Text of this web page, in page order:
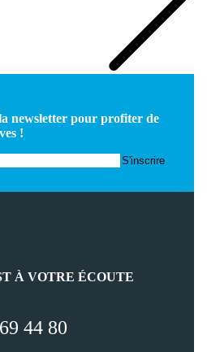
newsletter pour profiter de
!
À VOTRE ÉCOUTE
44 80